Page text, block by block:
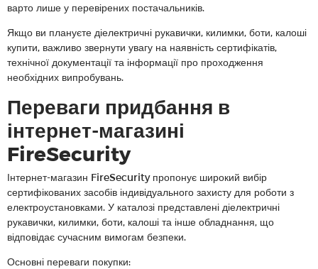
варто лише у перевірених постачальників.
Якщо ви плануєте діелектричні рукавички, килимки, боти, калоші
купити, важливо звернути увагу на наявність сертифікатів,
технічної документації та інформації про проходження
необхідних випробувань.
Переваги придбання в
інтернет-магазині
FireSecurity
Інтернет-магазин FireSecurity пропонує широкий вибір
сертифікованих засобів індивідуального захисту для роботи з
електроустановками. У каталозі представлені діелектричні
рукавички, килимки, боти, калоші та інше обладнання, що
відповідає сучасним вимогам безпеки.
Основні переваги покупки: